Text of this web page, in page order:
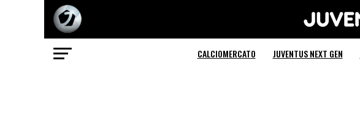
CALCIOMERCATO JUVENTUS NEXT GEN